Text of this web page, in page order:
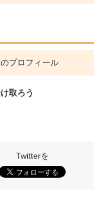
プロフィール
取ろう